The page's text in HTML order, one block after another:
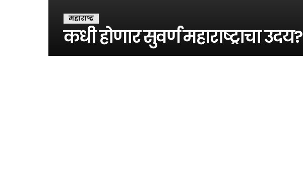
महाराष्ट्र
कधी होणार सुवर्ण महाराष्ट्राचा उदय?